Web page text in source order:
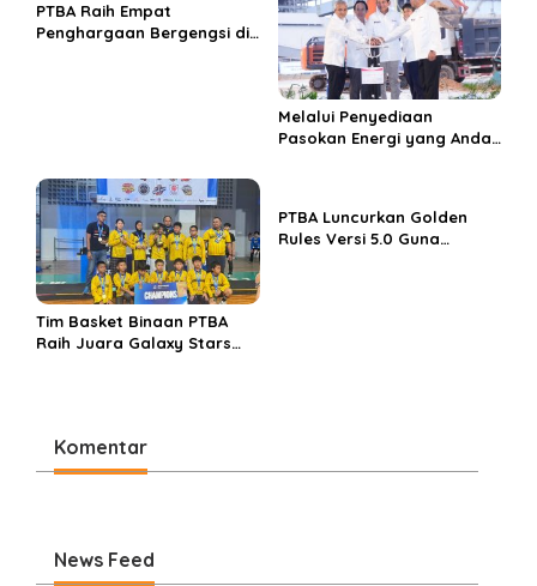
s
PTBA Raih Empat
Penghargaan Bergengsi di
Melalui Penyediaan
Pasokan Energi yang Andal
Tim Basket Binaan PTBA
Raih Juara Galaxy Stars
PTBA Luncurkan Golden
Rules Versi 5.0 Guna
Komentar
News Feed